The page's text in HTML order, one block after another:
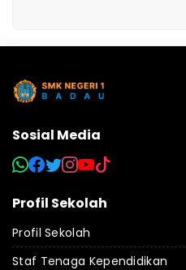
Sosial Media
Profil Sekolah
Profil Sekolah
Staf Tenaga Kependidikan